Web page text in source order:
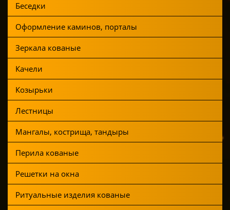
Беседки
Оформление каминов, порталы
Зеркала кованые
Качели
Козырьки
Лестницы
Мангалы, кострища, тандыры
Перила кованые
Решетки на окна
Ритуальные изделия кованые